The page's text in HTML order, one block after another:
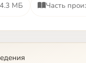
4.3 МБ Часть